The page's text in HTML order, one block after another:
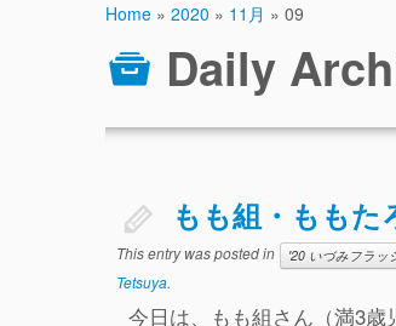
Home » 2020 » 11月 » 09
Daily
もも組・ももた
This entry was posted in '20 いづみフラッ
Tetsuya.
今日は、もも組さん（満3